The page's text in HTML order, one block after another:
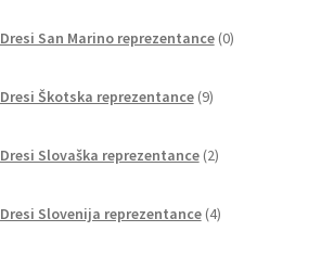
Dresi San Marino reprezentance 0izdelkov
Dresi Škotska reprezentance 9izdelkov
Dresi Slovaška reprezentance 2izdelka
Dresi Slovenija reprezentance 4izdelki